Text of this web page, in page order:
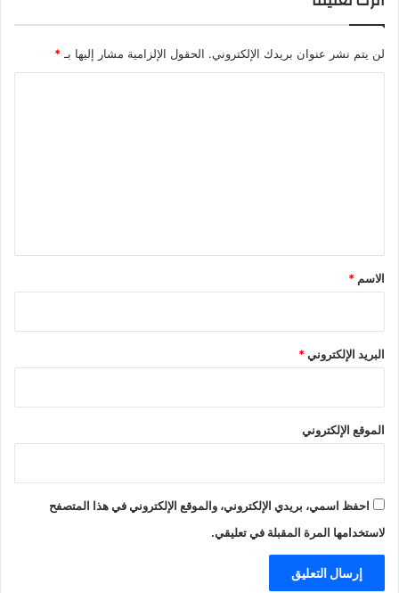
لن يتم نشر عنوان بريدك الإلكتروني. الحقول الإلزامية مشار إليها بـ *
*
الاسم *
البريد الإلكتروني*
الموقع الإلكتروني
احفظ اسمي، بريدي الإلكتروني، والموقع الإلكتروني في هذا المتصفح
لاستخدامها المرة المقبلة في تعليقي.